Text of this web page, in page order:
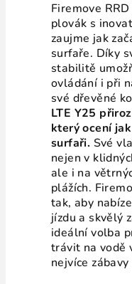
Firemove
plovák s
zaujme jak
surfaře. Díky
stabilitě
ovládání i při
své dřevěné
LTE Y25
který ocení
surfaři. Své
nejen v
ale i na
plážích.
tak, aby
jízdu a skvělý
ideální volba
trávit na vodě
nejvíce